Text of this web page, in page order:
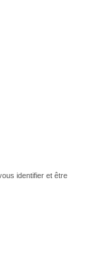
identifier et être